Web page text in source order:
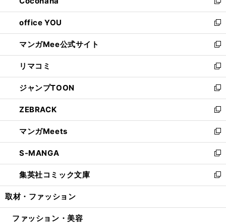
開
く
ウ
で
開
く
い
ウ
ィ
ン
ド
ウ
で
開
く
新
し
い
ウ
ィ
ン
ド
ウ
で
開
く
office YOU
新
し
い
ウ
ィ
ン
ド
ウ
で
開
く
マンガMee公式サイト
新
し
い
ウ
ィ
ン
ド
ウ
で
開
く
リマコミ
新
し
い
ウ
ィ
ン
ド
ウ
で
開
く
ジャンプTOON
新
し
い
ウ
ィ
ン
ド
ウ
で
開
ZEBRACK
新
し
い
ウ
ィ
ン
ド
ウ
開
マンガMeets
新
し
い
ウ
ィ
ン
ウ
S-MANGA
新
し
い
ウ
ン
集英社コミック文庫
新
し
ウ
取材・ファッション
ファッション・美容